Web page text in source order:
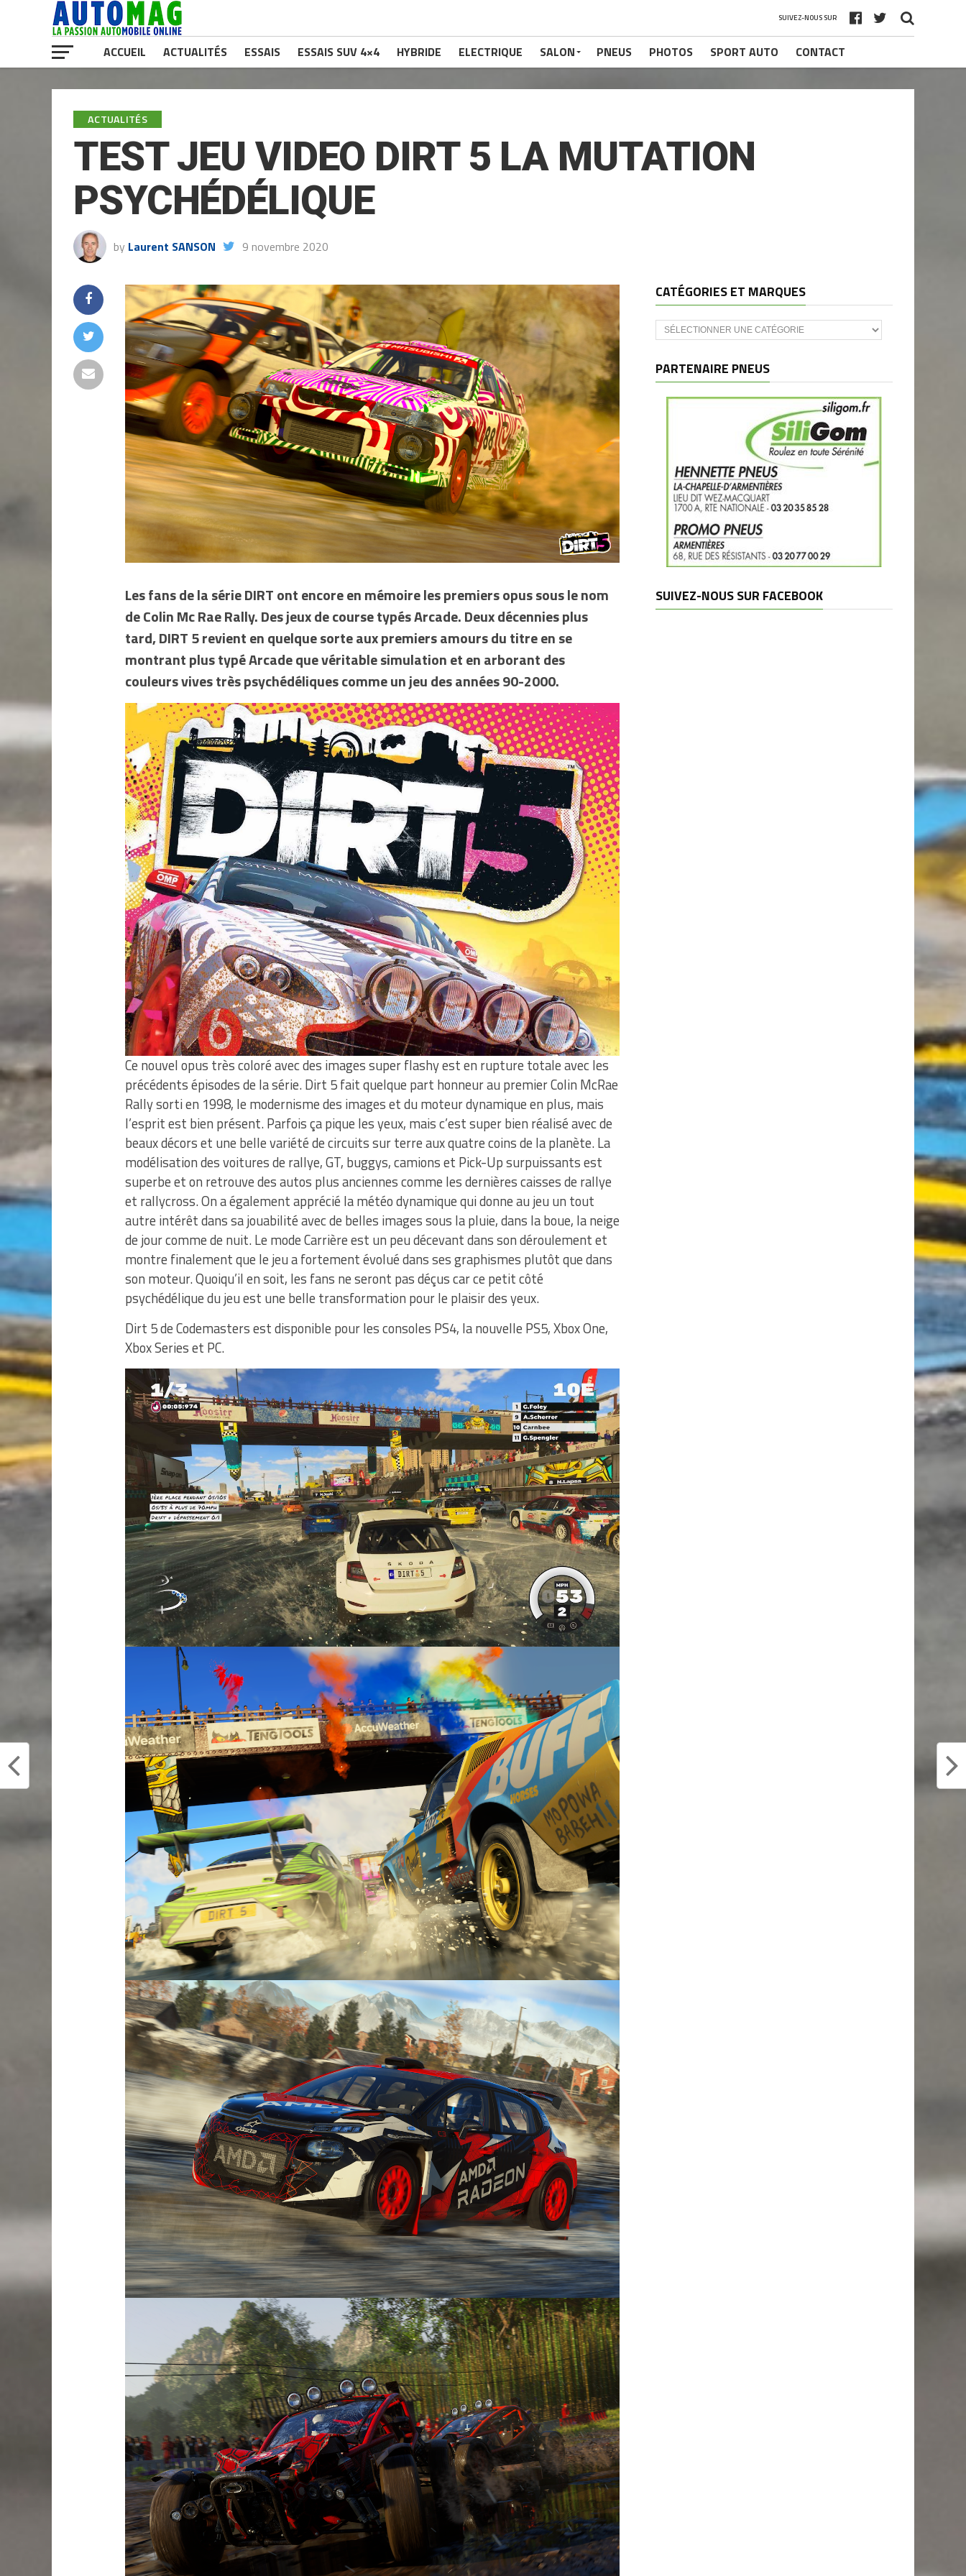
SUIVEZ-NOUS SUR
ACCUEIL ACTUALITÉS ESSAIS ESSAIS SUV 4×4 HYBRIDE ELECTRIQUE SALON PNEUS PHOTOS SPORT AUTO CONTACT
ACTUALITÉS
TEST JEU VIDEO DIRT 5 LA MUTATION
PSYCHÉDÉLIQUE
by Laurent SANSON 9 novembre 2020
Les fans de la série DIRT ont encore en mémoire les premiers opus sous le nom
de Colin Mc Rae Rally. Des jeux de course typés Arcade. Deux décennies plus
tard, DIRT 5 revient en quelque sorte aux premiers amours du titre en se
montrant plus typé Arcade que véritable simulation et en arborant des
couleurs vives très psychédéliques comme un jeu des années 90-2000.
Ce nouvel opus très coloré avec des images super flashy est en rupture totale avec les
précédents épisodes de la série. Dirt 5 fait quelque part honneur au premier Colin McRae
Rally sorti en 1998, le modernisme des images et du moteur dynamique en plus, mais
l’esprit est bien présent. Parfois ça pique les yeux, mais c’est super bien réalisé avec de
beaux décors et une belle variété de circuits sur terre aux quatre coins de la planète. La
modélisation des voitures de rallye, GT, buggys, camions et Pick-Up surpuissants est
superbe et on retrouve des autos plus anciennes comme les dernières caisses de rallye
et rallycross. On a également apprécié la météo dynamique qui donne au jeu un tout
autre intérêt dans sa jouabilité avec de belles images sous la pluie, dans la boue, la neige
de jour comme de nuit. Le mode Carrière est un peu décevant dans son déroulement et
montre finalement que le jeu a fortement évolué dans ses graphismes plutôt que dans
son moteur. Quoiqu’il en soit, les fans ne seront pas déçus car ce petit côté
psychédélique du jeu est une belle transformation pour le plaisir des yeux.
Dirt 5 de Codemasters est disponible pour les consoles PS4, la nouvelle PS5, Xbox One,
Xbox Series et PC.
CATÉGORIES ET MARQUES
Catégories
et
PARTENAIRE PNEUS
SUIVEZ-NOUS SUR FACEBOOK